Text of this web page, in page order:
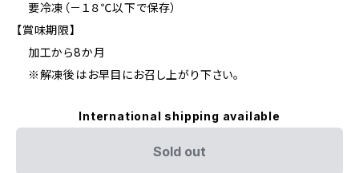
要冷凍（－１８℃以下で保存）
【賞味期限】
加工から8か月
※解凍後はお早目にお召し上がり下さい。
International shipping available
Sold out